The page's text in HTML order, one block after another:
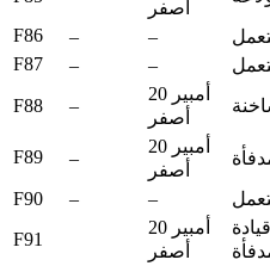
أصفر
F86
– –
F87
– –
F88
–
20 أمبير
أصفر
F89 –
20 أمبير
أصفر
F90
– –
F91
20 أمبير
أصفر